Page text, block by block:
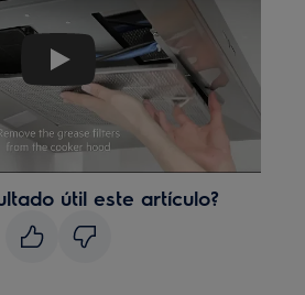
Play
útil este artículo?